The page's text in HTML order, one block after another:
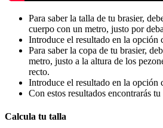
Para saber la talla de tu brasier,
cuerpo con un metro, justo por
Introduce el resultado en la opción
Para saber la copa de tu brasier,
metro, justo a la altura de los
recto.
Introduce el resultado en la opción
Con estos resultados encontrarás
Calcula tu talla